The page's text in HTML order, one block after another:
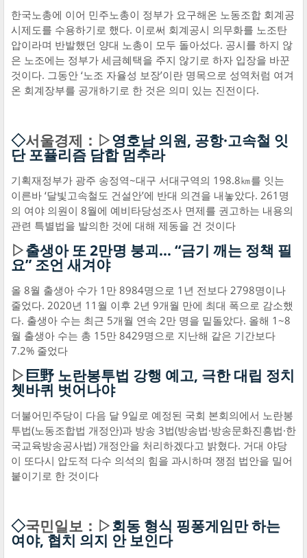
한국노총에 이어 민주노총이 정부가 요구해온 노동조합 회계공
시제도를 수용하기로 했다. 이로써 회계공시 의무화를 노조탄
압이라며 반발했던 양대 노총이 모두 돌아섰다. 공시를 하지 않
은 노조에는 정부가 세금혜택을 주지 않기로 하자 입장을 바꾼
것이다. 그동안 ‘노조 자율성 보장’이란 명목으로 성역처럼 여겨
온 회계장부를 공개하기로 한 것은 의미 있는 진전이다.
◇서울경제：▷영호남 의원, 공항·고속철 잇
단 포퓰리즘 담합 멈추라
기획재정부가 광주 송정역~대구 서대구역의 198.8㎞를 잇는
이른바 ‘달빛고속철도 건설안’에 반대 의견을 내놓았다. 261명
의 여야 의원이 8월에 예비타당성조사 면제를 권고하는 내용의
관련 특별법을 발의한 것에 대해 제동을 건 것이다
▷출생아 또 2만명 붕괴… “금기 깨는 정책 필
요” 조언 새겨야
올 8월 출생아 수가 1만 8984명으로 1년 전보다 2798명이나
줄었다. 2020년 11월 이후 2년 9개월 만에 최대 폭으로 감소했
다. 출생아 수는 최근 5개월 연속 2만 명을 밑돌았다. 올해 1~8
월 출생아 수는 총 15만 8429명으로 지난해 같은 기간보다
7.2% 줄었다
▷巨野 노란봉투법 강행 예고, 극한 대립 정치
쳇바퀴 벗어나야
더불어민주당이 다음 달 9일로 예정된 국회 본회의에서 노란봉
투법(노동조합법 개정안)과 방송 3법(방송법·방송문화진흥법·한
국교육방송공사법) 개정안을 처리하겠다고 밝혔다. 거대 야당
이 또다시 압도적 다수 의석의 힘을 과시하며 쟁점 법안을 밀어
붙이기로 한 것이다
◇국민일보：▷회동 형식 핑퐁게임만 하는
여야, 협치 의지 안 보인다